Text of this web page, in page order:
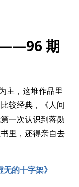
——96 期
主，这堆作品里
较经典，《人间
一次认识到蒋勋
里，还得亲自去
的十字架》